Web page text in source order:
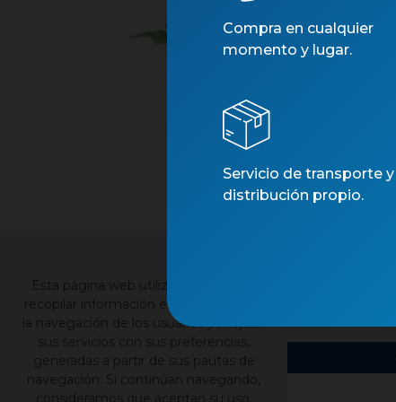
Esta página web utiliza cookies para
recopilar información estadística sobre
la navegación de los usuarios y mejorar
sus servicios con sus preferencias,
generadas a partir de sus pautas de
navegación. Si continúan navegando,
consideramos que aceptan su uso,
Compra en cualquier
momento y lugar.
Servicio de transporte y
distribución propio.